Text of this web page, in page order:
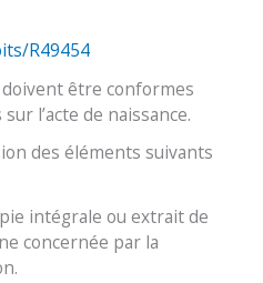
R49454
être conformes
l’acte de naissance.
des éléments suivants
intégrale ou extrait de
concernée par la